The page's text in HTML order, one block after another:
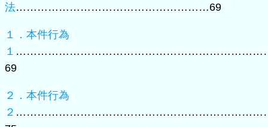
法………………………………………………69
１．本件行為
１
69
２．本件行為
２